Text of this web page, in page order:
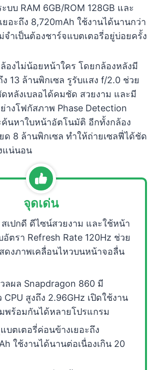
บบ RAM 6GB/ROM 128GB และ
ยอะถึง 8,720mAh ใช้งานได้นานกว่า
จำเป็นต้องชาร์จแบตเตอรี่อยู่บ่อยครั้ง
องไม่น้อยหน้าใคร โดยกล้องหลังมี
13 ล้านพิกเซล รูรับแสง f/2.0 ช่วย
หลังเบลอได้คมชัด สวยงาม และมี
างโฟกัสภาพ Phase Detection
นหาใบหน้าอัตโนมัติ อีกทั้งกล้อง
ด 8 ล้านพิกเซล ทำให้ถ่ายเซลฟี่ได้ชัด
แน่นอน
จุดเด่น
เปกดี ดีไซน์สวยงาม และใช้หน้า
อัตรา Refresh Rate 120Hz ช่วย
ดงภาพเคลื่อนไหวบนหน้าจอลื่น
ลผล Snapdragon 860 มี
CPU สูงถึง 2.96GHz เปิดใช้งาน
พร้อมกันได้หลายโปรแกรม
บตเตอรี่ค่อนข้างเยอะถึง
ใช้งานได้นานต่อเนื่องเกิน 20